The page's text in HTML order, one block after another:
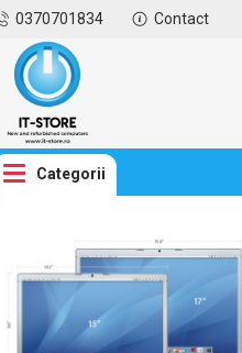
0370701834 Contact
Categorii